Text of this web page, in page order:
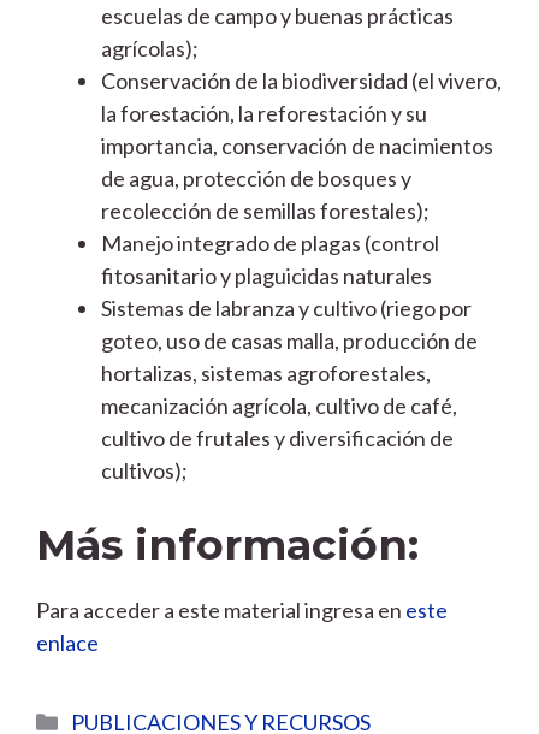
escuelas de campo y buenas prácticas
agrícolas);
Conservación de la biodiversidad (el vivero,
la forestación, la reforestación y su
importancia, conservación de nacimientos
de agua, protección de bosques y
recolección de semillas forestales);
Manejo integrado de plagas (control
fitosanitario y plaguicidas naturales
Sistemas de labranza y cultivo (riego por
goteo, uso de casas malla, producción de
hortalizas, sistemas agroforestales,
mecanización agrícola, cultivo de café,
cultivo de frutales y diversificación de
cultivos);
Más información:
Para acceder a este material ingresa en este
enlace
Categorías
PUBLICACIONES Y RECURSOS